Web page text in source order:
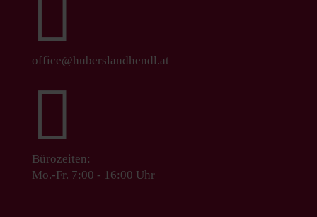

office@huberslandhendl.at

Bürozeiten:
Mo.-Fr. 7:00 - 16:00 Uhr